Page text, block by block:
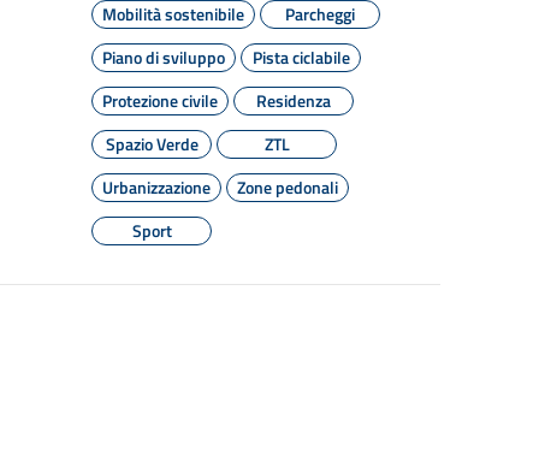
Mobilità sostenibile
Parcheggi
Piano di sviluppo
Pista ciclabile
Protezione civile
Residenza
Spazio Verde
ZTL
Urbanizzazione
Zone pedonali
Sport